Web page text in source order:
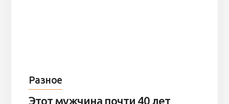
Разное
Этот мужчина почти 40 лет